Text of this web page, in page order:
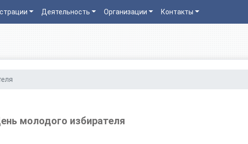
Деятельность Организации Контакты
молодого избирателя